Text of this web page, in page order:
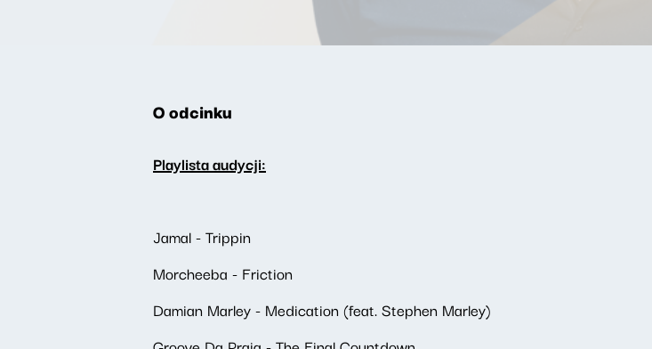
O odcinku
Playlista audycji:
Jamal - Trippin
Morcheeba - Friction
Damian Marley - Medication (feat. Stephen Marley)